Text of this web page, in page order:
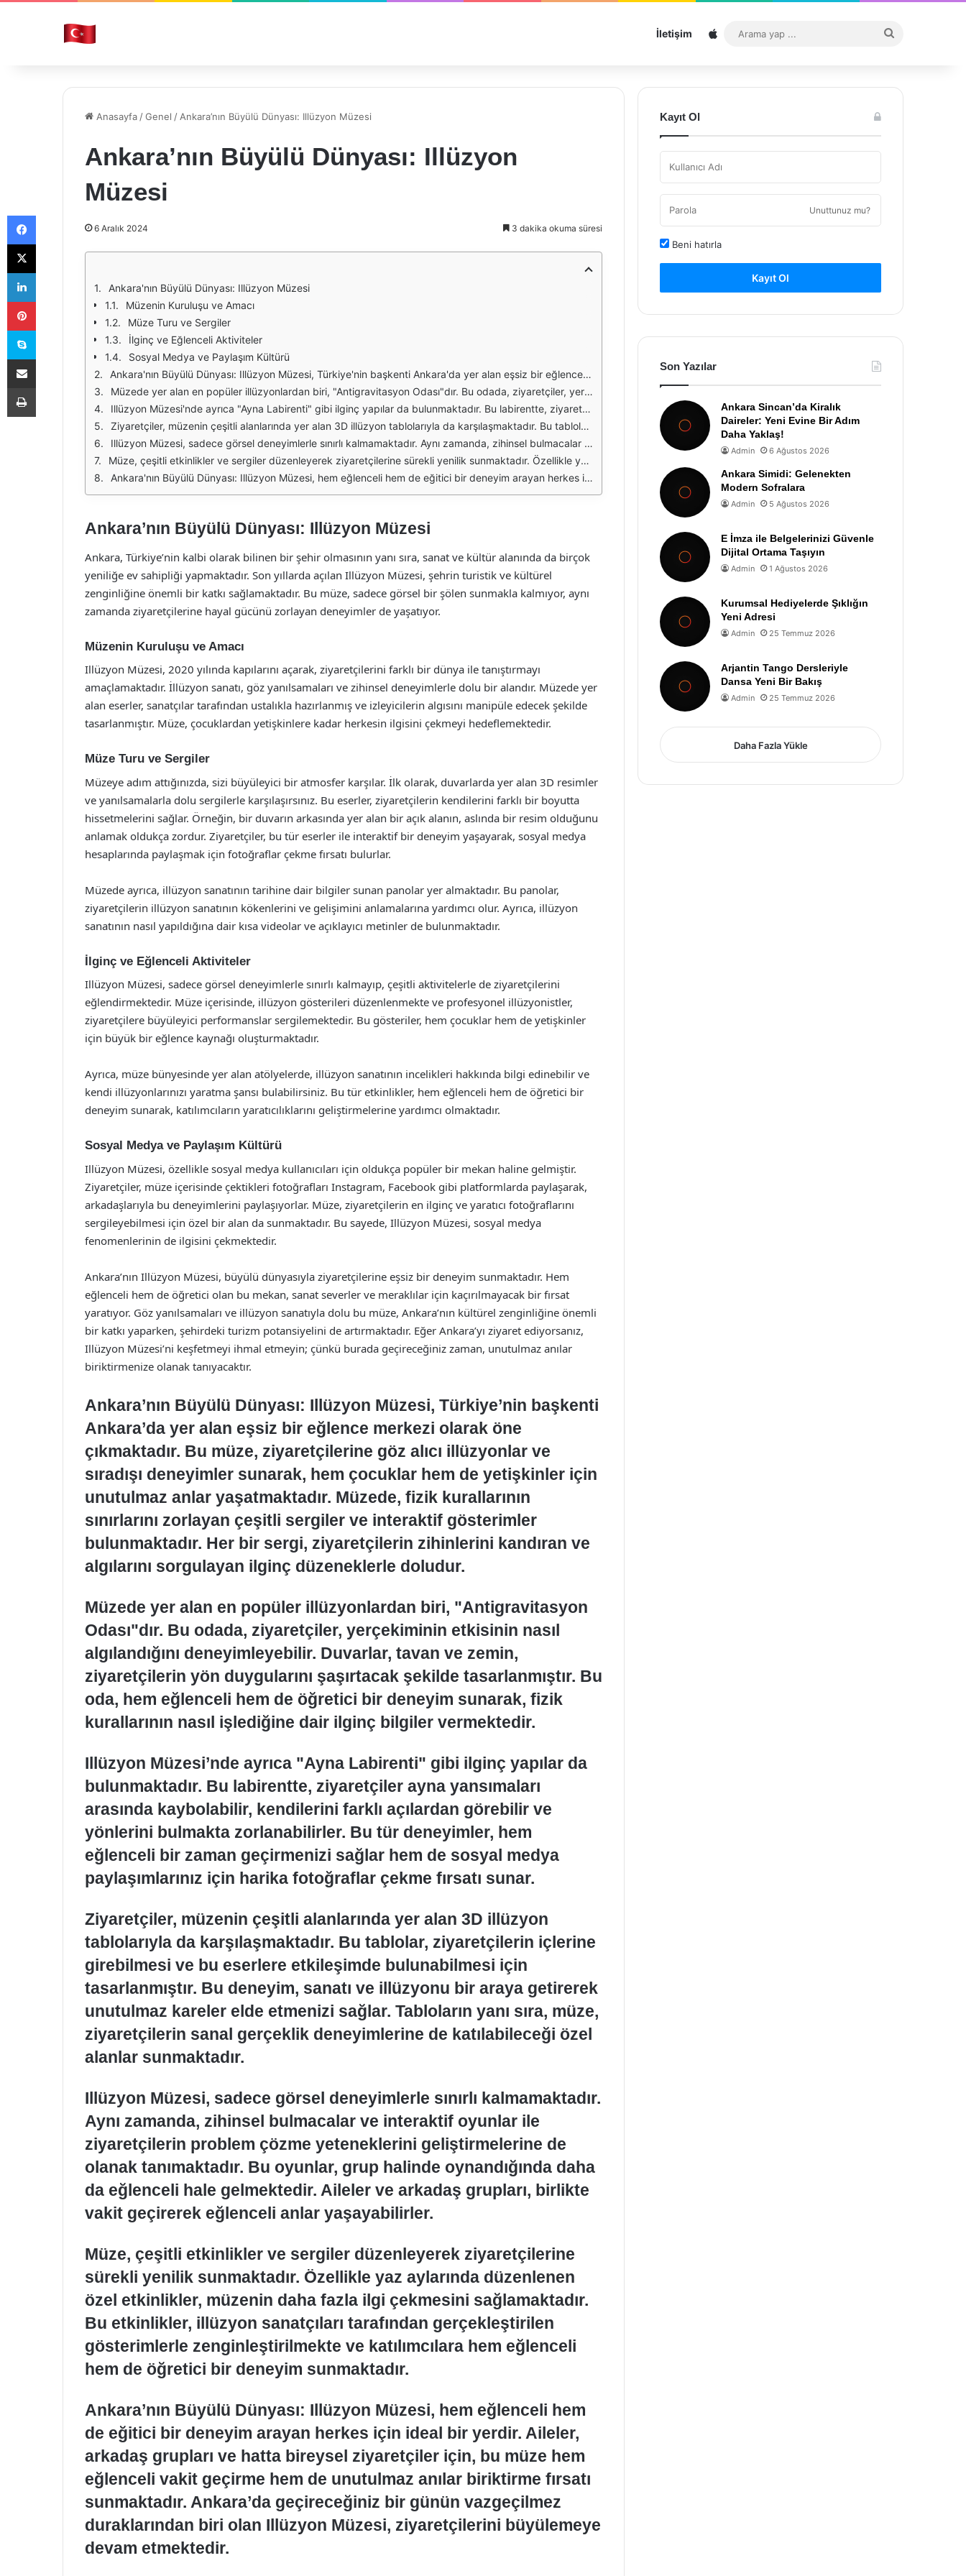
İletişim Sitemap
...
Anasayfa /Genel / Ankara’nın Büyülü Dünyası: Illüzyon Müzesi
Ankara’nın Büyülü Dünyası: Illüzyon
Müzesi
6 Aralık 2024 3 dakika okuma süresi
Ankara'nın Büyülü Dünyası: Illüzyon Müzesi
Müzenin Kuruluşu ve Amacı
Müze Turu ve Sergiler
İlginç ve Eğlenceli Aktiviteler
Sosyal Medya ve Paylaşım Kültürü
Ankara'nın Büyülü Dünyası: Illüzyon Müzesi, Türkiye'nin başkenti Ankara'da yer alan eşsiz bir eğlence merkezi olarak öne çıkmaktadır. Bu müze, ziyaretçilerine göz alıcı illüzyonlar ve sıradışı deneyimler sunarak, hem çocuklar hem de yetişkinler için unutulmaz anlar yaşatmaktadır. Müzede, fizik kurallarının sınırlarını zorlayan çeşitli sergiler ve interaktif gösterimler bulunmaktadır. Her bir sergi, ziyaretçilerin zihinlerini kandıran ve algılarını sorgulayan ilginç düzeneklerle doludur.
Müzede yer alan en popüler illüzyonlardan biri, "Antigravitasyon Odası"dır. Bu odada, ziyaretçiler, yerçekiminin etkisinin nasıl algılandığını deneyimleyebilir. Duvarlar, tavan ve zemin, ziyaretçilerin yön duygularını şaşırtacak şekilde tasarlanmıştır. Bu oda, hem eğlenceli hem de öğretici bir deneyim sunarak, fizik kurallarının nasıl işlediğine dair ilginç bilgiler vermektedir.
Illüzyon Müzesi'nde ayrıca "Ayna Labirenti" gibi ilginç yapılar da bulunmaktadır. Bu labirentte, ziyaretçiler ayna yansımaları arasında kaybolabilir, kendilerini farklı açılardan görebilir ve yönlerini bulmakta zorlanabilirler. Bu tür deneyimler, hem eğlenceli bir zaman geçirmenizi sağlar hem de sosyal medya paylaşımlarınız için harika fotoğraflar çekme fırsatı sunar.
Ziyaretçiler, müzenin çeşitli alanlarında yer alan 3D illüzyon tablolarıyla da karşılaşmaktadır. Bu tablolar, ziyaretçilerin içlerine girebilmesi ve bu eserlere etkileşimde bulunabilmesi için tasarlanmıştır. Bu deneyim, sanatı ve illüzyonu bir araya getirerek unutulmaz kareler elde etmenizi sağlar. Tabloların yanı sıra, müze, ziyaretçilerin sanal gerçeklik deneyimlerine de katılabileceği özel alanlar sunmaktadır.
Illüzyon Müzesi, sadece görsel deneyimlerle sınırlı kalmamaktadır. Aynı zamanda, zihinsel bulmacalar ve interaktif oyunlar ile ziyaretçilerin problem çözme yeteneklerini geliştirmelerine de olanak tanımaktadır. Bu oyunlar, grup halinde oynandığında daha da eğlenceli hale gelmektedir. Aileler ve arkadaş grupları, birlikte vakit geçirerek eğlenceli anlar yaşayabilirler.
Müze, çeşitli etkinlikler ve sergiler düzenleyerek ziyaretçilerine sürekli yenilik sunmaktadır. Özellikle yaz aylarında düzenlenen özel etkinlikler, müzenin daha fazla ilgi çekmesini sağlamaktadır. Bu etkinlikler, illüzyon sanatçıları tarafından gerçekleştirilen gösterimlerle zenginleştirilmekte ve katılımcılara hem eğlenceli hem de öğretici bir deneyim sunmaktadır.
Ankara'nın Büyülü Dünyası: Illüzyon Müzesi, hem eğlenceli hem de eğitici bir deneyim arayan herkes için ideal bir yerdir. Aileler, arkadaş grupları ve hatta bireysel ziyaretçiler için, bu müze hem eğlenceli vakit geçirme hem de unutulmaz anılar biriktirme fırsatı sunmaktadır. Ankara'da geçireceğiniz bir günün vazgeçilmez duraklarından biri olan Illüzyon Müzesi, ziyaretçilerini büyülemeye devam etmektedir.
Ankara’nın Büyülü Dünyası: Illüzyon Müzesi
Ankara, Türkiye’nin kalbi olarak bilinen bir şehir olmasının yanı sıra, sanat ve kültür alanında da birçok
yeniliğe ev sahipliği yapmaktadır. Son yıllarda açılan Illüzyon Müzesi, şehrin turistik ve kültürel
zenginliğine önemli bir katkı sağlamaktadır. Bu müze, sadece görsel bir şölen sunmakla kalmıyor, aynı
zamanda ziyaretçilerine hayal gücünü zorlayan deneyimler de yaşatıyor.
Müzenin Kuruluşu ve Amacı
Illüzyon Müzesi, 2020 yılında kapılarını açarak, ziyaretçilerini farklı bir dünya ile tanıştırmayı
amaçlamaktadır. İllüzyon sanatı, göz yanılsamaları ve zihinsel deneyimlerle dolu bir alandır. Müzede yer
alan eserler, sanatçılar tarafından ustalıkla hazırlanmış ve izleyicilerin algısını manipüle edecek şekilde
tasarlanmıştır. Müze, çocuklardan yetişkinlere kadar herkesin ilgisini çekmeyi hedeflemektedir.
Müze Turu ve Sergiler
Müzeye adım attığınızda, sizi büyüleyici bir atmosfer karşılar. İlk olarak, duvarlarda yer alan 3D resimler
ve yanılsamalarla dolu sergilerle karşılaşırsınız. Bu eserler, ziyaretçilerin kendilerini farklı bir boyutta
hissetmelerini sağlar. Örneğin, bir duvarın arkasında yer alan bir açık alanın, aslında bir resim olduğunu
anlamak oldukça zordur. Ziyaretçiler, bu tür eserler ile interaktif bir deneyim yaşayarak, sosyal medya
hesaplarında paylaşmak için fotoğraflar çekme fırsatı bulurlar.
Müzede ayrıca, illüzyon sanatının tarihine dair bilgiler sunan panolar yer almaktadır. Bu panolar,
ziyaretçilerin illüzyon sanatının kökenlerini ve gelişimini anlamalarına yardımcı olur. Ayrıca, illüzyon
sanatının nasıl yapıldığına dair kısa videolar ve açıklayıcı metinler de bulunmaktadır.
İlginç ve Eğlenceli Aktiviteler
Illüzyon Müzesi, sadece görsel deneyimlerle sınırlı kalmayıp, çeşitli aktivitelerle de ziyaretçilerini
eğlendirmektedir. Müze içerisinde, illüzyon gösterileri düzenlenmekte ve profesyonel illüzyonistler,
ziyaretçilere büyüleyici performanslar sergilemektedir. Bu gösteriler, hem çocuklar hem de yetişkinler
için büyük bir eğlence kaynağı oluşturmaktadır.
Ayrıca, müze bünyesinde yer alan atölyelerde, illüzyon sanatının incelikleri hakkında bilgi edinebilir ve
kendi illüzyonlarınızı yaratma şansı bulabilirsiniz. Bu tür etkinlikler, hem eğlenceli hem de öğretici bir
deneyim sunarak, katılımcıların yaratıcılıklarını geliştirmelerine yardımcı olmaktadır.
Sosyal Medya ve Paylaşım Kültürü
Illüzyon Müzesi, özellikle sosyal medya kullanıcıları için oldukça popüler bir mekan haline gelmiştir.
Ziyaretçiler, müze içerisinde çektikleri fotoğrafları Instagram, Facebook gibi platformlarda paylaşarak,
arkadaşlarıyla bu deneyimlerini paylaşıyorlar. Müze, ziyaretçilerin en ilginç ve yaratıcı fotoğraflarını
sergileyebilmesi için özel bir alan da sunmaktadır. Bu sayede, Illüzyon Müzesi, sosyal medya
fenomenlerinin de ilgisini çekmektedir.
Ankara’nın Illüzyon Müzesi, büyülü dünyasıyla ziyaretçilerine eşsiz bir deneyim sunmaktadır. Hem
eğlenceli hem de öğretici olan bu mekan, sanat severler ve meraklılar için kaçırılmayacak bir fırsat
yaratıyor. Göz yanılsamaları ve illüzyon sanatıyla dolu bu müze, Ankara’nın kültürel zenginliğine önemli
bir katkı yaparken, şehirdeki turizm potansiyelini de artırmaktadır. Eğer Ankara’yı ziyaret ediyorsanız,
Illüzyon Müzesi’ni keşfetmeyi ihmal etmeyin; çünkü burada geçireceğiniz zaman, unutulmaz anılar
biriktirmenize olanak tanıyacaktır.
Ankara’nın Büyülü Dünyası: Illüzyon Müzesi, Türkiye’nin başkenti
Ankara’da yer alan eşsiz bir eğlence merkezi olarak öne
çıkmaktadır. Bu müze, ziyaretçilerine göz alıcı illüzyonlar ve
sıradışı deneyimler sunarak, hem çocuklar hem de yetişkinler için
unutulmaz anlar yaşatmaktadır. Müzede, fizik kurallarının
sınırlarını zorlayan çeşitli sergiler ve interaktif gösterimler
bulunmaktadır. Her bir sergi, ziyaretçilerin zihinlerini kandıran ve
algılarını sorgulayan ilginç düzeneklerle doludur.
Müzede yer alan en popüler illüzyonlardan biri, "Antigravitasyon
Odası"dır. Bu odada, ziyaretçiler, yerçekiminin etkisinin nasıl
algılandığını deneyimleyebilir. Duvarlar, tavan ve zemin,
ziyaretçilerin yön duygularını şaşırtacak şekilde tasarlanmıştır. Bu
oda, hem eğlenceli hem de öğretici bir deneyim sunarak, fizik
kurallarının nasıl işlediğine dair ilginç bilgiler vermektedir.
Illüzyon Müzesi’nde ayrıca "Ayna Labirenti" gibi ilginç yapılar da
bulunmaktadır. Bu labirentte, ziyaretçiler ayna yansımaları
arasında kaybolabilir, kendilerini farklı açılardan görebilir ve
yönlerini bulmakta zorlanabilirler. Bu tür deneyimler, hem
eğlenceli bir zaman geçirmenizi sağlar hem de sosyal medya
paylaşımlarınız için harika fotoğraflar çekme fırsatı sunar.
Ziyaretçiler, müzenin çeşitli alanlarında yer alan 3D illüzyon
tablolarıyla da karşılaşmaktadır. Bu tablolar, ziyaretçilerin içlerine
girebilmesi ve bu eserlere etkileşimde bulunabilmesi için
tasarlanmıştır. Bu deneyim, sanatı ve illüzyonu bir araya getirerek
unutulmaz kareler elde etmenizi sağlar. Tabloların yanı sıra, müze,
ziyaretçilerin sanal gerçeklik deneyimlerine de katılabileceği özel
alanlar sunmaktadır.
Illüzyon Müzesi, sadece görsel deneyimlerle sınırlı kalmamaktadır.
Aynı zamanda, zihinsel bulmacalar ve interaktif oyunlar ile
ziyaretçilerin problem çözme yeteneklerini geliştirmelerine de
olanak tanımaktadır. Bu oyunlar, grup halinde oynandığında daha
da eğlenceli hale gelmektedir. Aileler ve arkadaş grupları, birlikte
vakit geçirerek eğlenceli anlar yaşayabilirler.
Müze, çeşitli etkinlikler ve sergiler düzenleyerek ziyaretçilerine
sürekli yenilik sunmaktadır. Özellikle yaz aylarında düzenlenen
özel etkinlikler, müzenin daha fazla ilgi çekmesini sağlamaktadır.
Bu etkinlikler, illüzyon sanatçıları tarafından gerçekleştirilen
gösterimlerle zenginleştirilmekte ve katılımcılara hem eğlenceli
hem de öğretici bir deneyim sunmaktadır.
Ankara’nın Büyülü Dünyası: Illüzyon Müzesi, hem eğlenceli hem
de eğitici bir deneyim arayan herkes için ideal bir yerdir. Aileler,
arkadaş grupları ve hatta bireysel ziyaretçiler için, bu müze hem
eğlenceli vakit geçirme hem de unutulmaz anılar biriktirme fırsatı
sunmaktadır. Ankara’da geçireceğiniz bir günün vazgeçilmez
duraklarından biri olan Illüzyon Müzesi, ziyaretçilerini büyülemeye
devam etmektedir.
Kayıt Ol
Unuttunuz mu?
Beni hatırla
Kayıt Ol
Son Yazılar
Ankara Sincan’da Kiralık
Daireler: Yeni Evine Bir Adım
Daha Yaklaş!
Admin 6 Ağustos 2026
Ankara Simidi: Gelenekten
Modern Sofralara
Admin 5 Ağustos 2026
E İmza ile Belgelerinizi Güvenle
Dijital Ortama Taşıyın
Admin 1 Ağustos 2026
Kurumsal Hediyelerde Şıklığın
Yeni Adresi
Admin 25 Temmuz 2026
Arjantin Tango Dersleriyle
Dansa Yeni Bir Bakış
Admin 25 Temmuz 2026
Daha Fazla Yükle
Facebook
X
LinkedIn
Pinterest
Skype
E-Posta ile paylaş